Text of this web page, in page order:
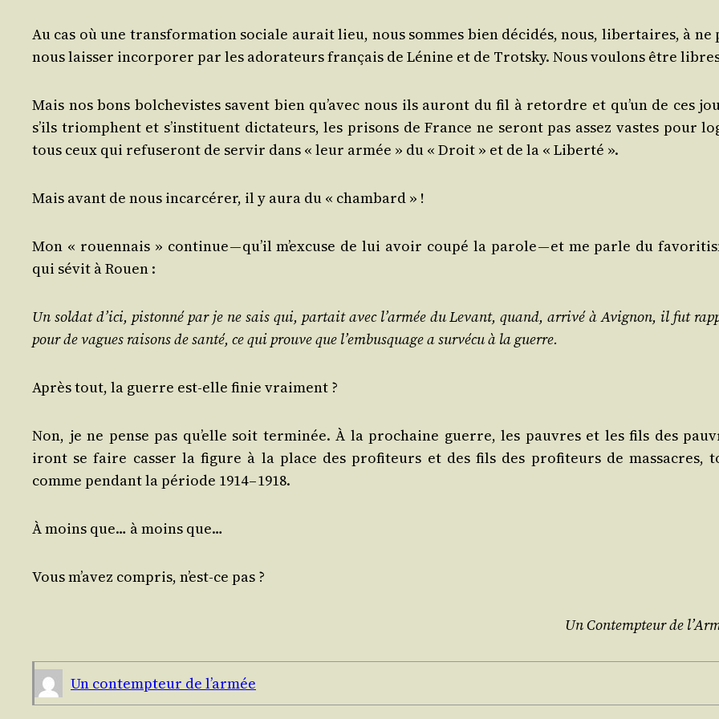
Au cas où une trans­for­ma­tion sociale aurait lieu, nous sommes bien déci­dés, nous, liber­taires, à ne
nous lais­ser incor­po­rer par les ado­ra­teurs fran­çais de Lénine et de Trots­ky. Nous vou­lons être
Mais nos bons bol­che­vistes savent bien qu’avec nous ils auront du fil à retordre et qu’un de ces
s’ils triomphent et s’instituent dic­ta­teurs, les pri­sons de France ne seront pas assez vastes pour
tous ceux qui refu­se­ront de ser­vir dans « leur armée » du « Droit » et de la « Liberté ».
Mais avant de nous incar­cé­rer, il y aura du « chambard » !
Mon « rouen­nais » conti­nue — qu’il m’excuse de lui avoir cou­pé la parole — et me parle du
qui sévit à Rouen :
Un sol­dat d’ici, pis­ton­né par je ne sais qui, par­tait avec l’armée du Levant, quand, arri­vé à Avi­gnon, il fut
pour de vagues rai­sons de san­té, ce qui prouve que l’embusquage a sur­vé­cu à la guerre.
Après tout, la guerre est-elle finie vraiment ?
Non, je ne pense pas qu’elle soit ter­mi­née. À la pro­chaine guerre, les pauvres et les fils des
iront se faire cas­ser la figure à la place des pro­fi­teurs et des fils des pro­fi­teurs de mas­sacres,
comme pen­dant la période 1914 – 1918.
À moins que… à moins que…
Vous m’avez com­pris, n’est-ce pas ?
Un Contemp­teur de
Un contemp­teur de l’armée